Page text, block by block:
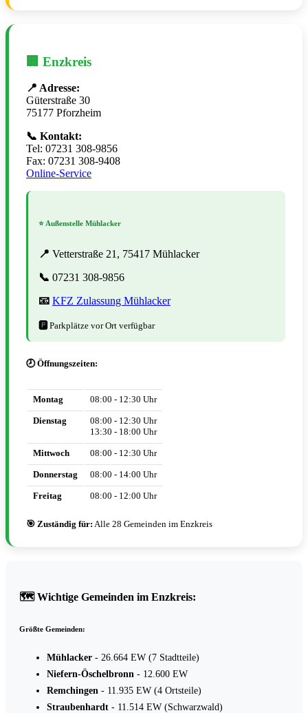
🏢 Enzkreis
📍 Adresse:
Güterstraße 30
75177 Pforzheim
📞 Kontakt:
Tel: 07231 308-9856
Fax: 07231 308-9408
Online-Service
⭐ Außenstelle Mühlacker
📍 Vetterstraße 21, 75417 Mühlacker
📞 07231 308-9856
📧 KFZ Zulassung Mühlacker
🅿️ Parkplätze vor Ort verfügbar
🕗 Öffnungszeiten:
Montag 08:00 - 12:30 Uhr
Dienstag
08:00 - 12:30 Uhr
13:30 - 18:00 Uhr
Mittwoch 08:00 - 12:30 Uhr
Donnerstag 08:00 - 14:00 Uhr
Freitag 08:00 - 12:00 Uhr
🎯 Zuständig für: Alle 28 Gemeinden im Enzkreis
🗺️ Wichtige Gemeinden im Enzkreis:
Größte Gemeinden:
Mühlacker - 26.664 EW (7 Stadtteile)
Niefern-Öschelbronn - 12.600 EW
Remchingen - 11.935 EW (4 Ortsteile)
Straubenhardt - 11.514 EW (Schwarzwald)